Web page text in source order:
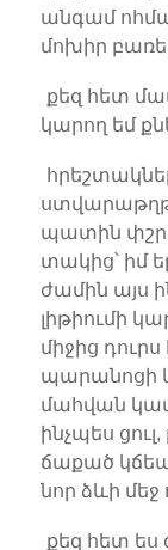
անգամ
մոխիր
քեզ հետ
կարող եմ
պատին
տակից՝ իմ
ժամին այս
լիթիումի
միջից դուրս
պարանոցի
մահվան
ինչպես
ճաքած
նոր ձևի մեջ
քեզ հետ ես